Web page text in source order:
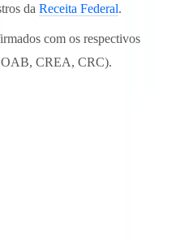
da Receita Federal.
com os respectivos
OAB, CREA, CRC).